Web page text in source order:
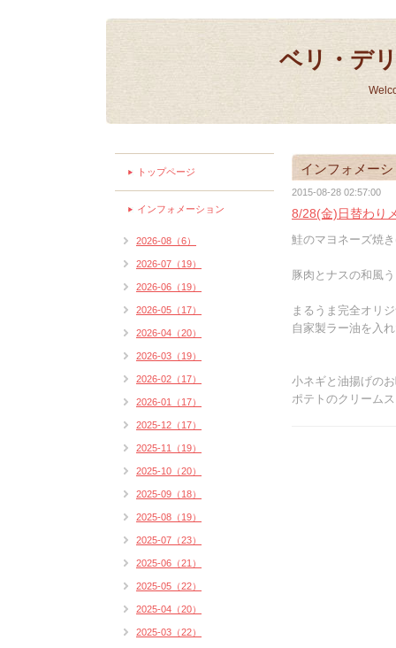
ベリ・デ
インフォメー
2015-08-28 02:57:00
8/28(金)日替わり
鮭のマヨネーズ焼
豚肉とナスの和風
まるうま完全オリ
自家製ラー油を入
小ネギと油揚げの
ポテトのクリーム
トップページ
インフォメーション
2026-08（6）
2026-07（19）
2026-06（19）
2026-05（17）
2026-04（20）
2026-03（19）
2026-02（17）
2026-01（17）
2025-12（17）
2025-11（19）
2025-10（20）
2025-09（18）
2025-08（19）
2025-07（23）
2025-06（21）
2025-05（22）
2025-04（20）
2025-03（22）